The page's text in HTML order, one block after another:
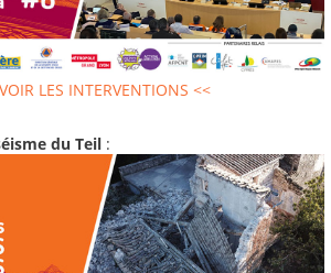
LES INTERVENTIONS <<
du Teil :